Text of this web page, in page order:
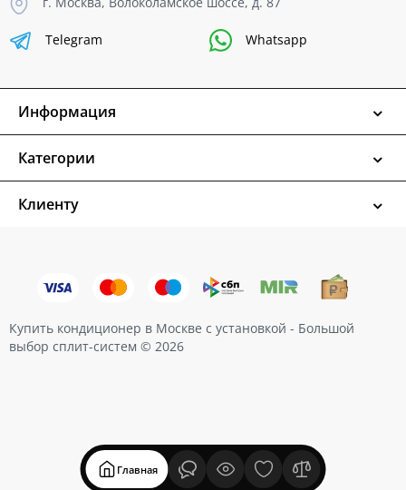
Главная
Telegram Whatsapp
Информация
Категории
Клиенту
Купить кондиционер в Москве с установкой - Большой
выбор сплит-систем © 2026